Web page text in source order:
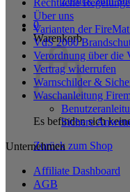
0
Warenkorb
Es befinden sich
Zurück zum Shop
Über uns
Varianten der
VdS 2000
Verordnung über die
Vertrag widerrufen
Warnschilder &
Waschanleitung
Sichere
Unternehmen
Affiliate Dashboard
AGB